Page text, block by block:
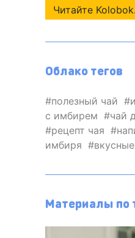
Читайте
Облако тегов
полезный чай
с имбирем
чай
рецепт чая
имбиря
Материалы по